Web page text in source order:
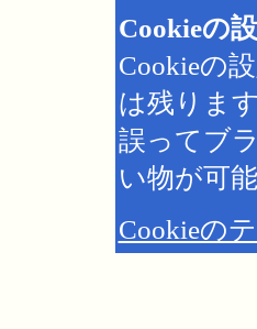
Cookieの
Cookieの
は残ります
誤ってブ
い物が可能
Cookieの